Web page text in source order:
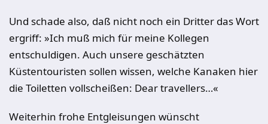
Und schade also, daß nicht noch ein Dritter das Wort
ergriff: »Ich muß mich für meine Kollegen
entschuldigen. Auch unsere geschätzten
Küstentouristen sollen wissen, welche Kanaken hier
die Toiletten vollscheißen: Dear travellers…«
Weiterhin frohe Entgleisungen wünscht